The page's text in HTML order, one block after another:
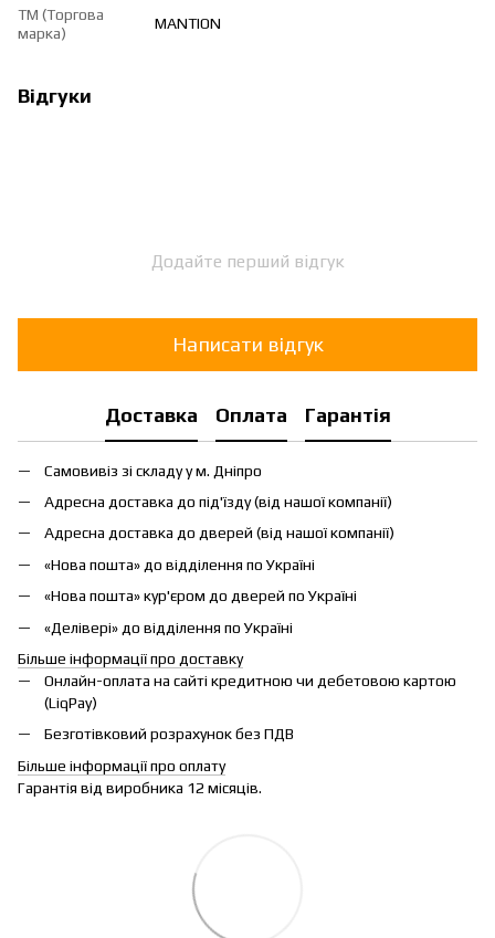
ТМ (Торгова
марка)
MANTION
Відгуки
Додайте перший відгук
Написати відгук
Доставка Оплата Гарантія
Самовивіз зі складу у м. Дніпро
Адресна доставка до під'їзду (від нашої компанії)
Адресна доставка до дверей (від нашої компанії)
«Нова пошта» до відділення по Україні
«Нова пошта» кур'єром до дверей по Україні
«Делівері» до відділення по Україні
Більше інформації про доставку
Онлайн-оплата на сайті кредитною чи дебетовою картою
(LiqPay)
Безготівковий розрахунок без ПДВ
Більше інформації про оплату
Гарантія від виробника 12 місяців.